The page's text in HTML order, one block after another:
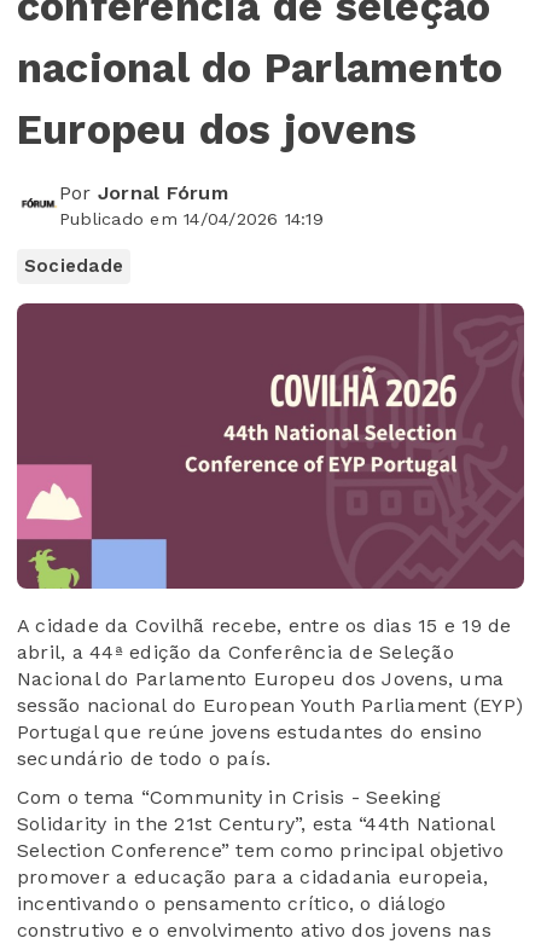
nacional do Parlamento
Europeu dos jovens
Por Jornal Fórum
Publicado em 14/04/2026 14:19
Sociedade
A cidade da Covilhã recebe, entre os dias 15 e 19 de
abril, a 44ª edição da Conferência de Seleção
Nacional do Parlamento Europeu dos Jovens, uma
sessão nacional do European Youth Parliament (EYP)
Portugal que reúne jovens estudantes do ensino
secundário de todo o país.
Com o tema “Community in Crisis - Seeking
Solidarity in the 21st Century”, esta “44th National
Selection Conference” tem como principal objetivo
promover a educação para a cidadania europeia,
incentivando o pensamento crítico, o diálogo
construtivo e o envolvimento ativo dos jovens nas